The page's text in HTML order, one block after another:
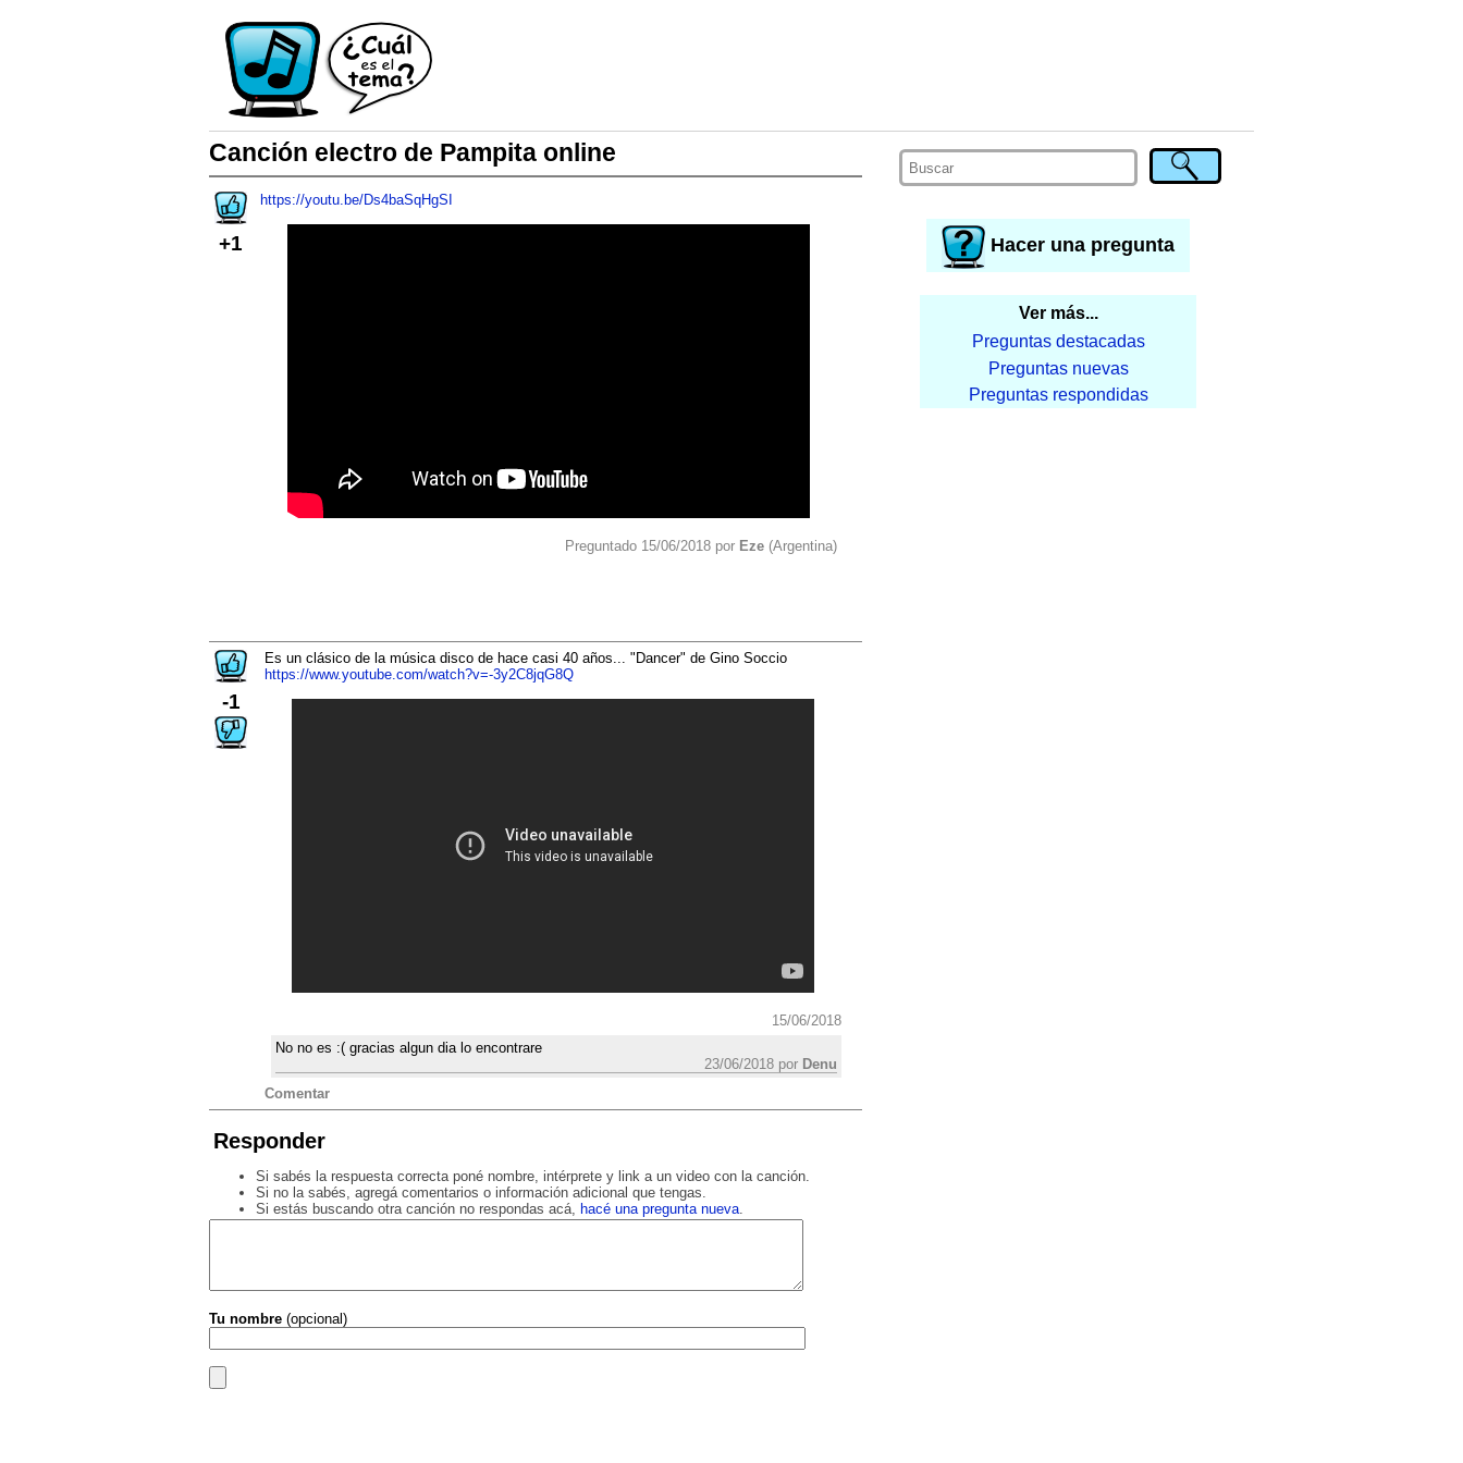
Hacer una pregunta
Ver más...
Preguntas destacadas
Preguntas nuevas
Preguntas respondidas
Canción electro de Pampita online
+1
https://youtu.be/Ds4baSqHgSI
Preguntado 15/06/2018 por Eze(Argentina)
-1
Es un clásico de la música disco de hace casi 40 años... "Dancer" de Gino Soccio
https://www.youtube.com/watch?v=-3y2C8jqG8Q
15/06/2018
No no es :( gracias algun dia lo encontrare
23/06/2018 por Denu
Comentar
Responder
Si sabés la respuesta correcta poné nombre, intérprete y link a un video con la canción.
Si no la sabés, agregá comentarios o información adicional que tengas.
Si estás buscando otra canción no respondas acá,
hacé una pregunta nueva.
Tu nombre (opcional)